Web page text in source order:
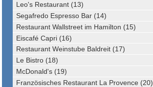
Leo's Restaurant (13)
Segafredo Espresso Bar (14)
Restaurant Wallstreet im Hamilton (15)
Eiscafé Capri (16)
Restaurant Weinstube Baldreit (17)
Le Bistro (18)
McDonald's (19)
Französisches Restaurant La Provence (20)